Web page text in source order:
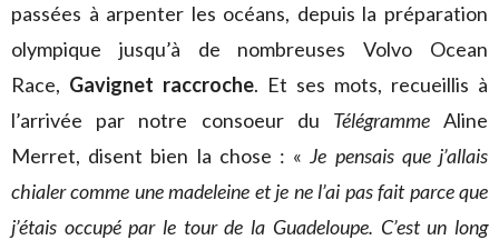
passées à arpenter les océans, depuis la préparation
olympique jusqu’à de nombreuses Volvo Ocean
Race, Gavignet raccroche. Et ses mots, recueillis à
l’arrivée par notre consoeur du TélégrammeAline
Merret, disent bien la chose : «Je pensais que j’allais
chialer comme une madeleine et je ne l’ai pas fait parce que
j’étais occupé par le tour de la Guadeloupe. C’est un long